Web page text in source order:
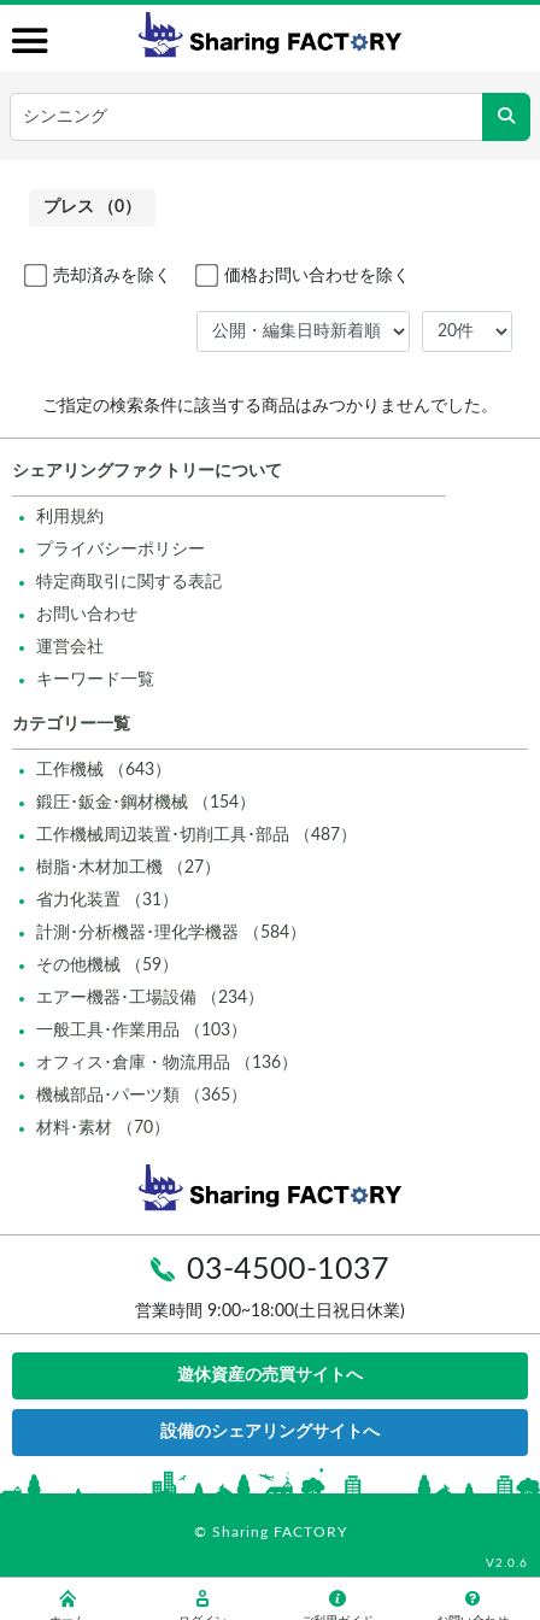
プレス （0）
売却済みを除く 価格お問い合わせを除く
ご指定の検索条件に該当する商品はみつかりませんでした。
03-4500-1037
営業時間 9:00~18:00(土日祝日休業)
遊休資産の売買サイトへ
設備のシェアリングサイトへ
シェアリングファクトリーについて
利用規約
プライバシーポリシー
特定商取引に関する表記
お問い合わせ
運営会社
キーワード一覧
カテゴリー一覧
工作機械 （643）
鍛圧･鈑金･鋼材機械 （154）
工作機械周辺装置･切削工具･部品 （487）
樹脂･木材加工機 （27）
省力化装置 （31）
計測･分析機器･理化学機器 （584）
その他機械 （59）
エアー機器･工場設備 （234）
一般工具･作業用品 （103）
オフィス･倉庫・物流用品 （136）
機械部品･パーツ類 （365）
材料･素材 （70）
© Sharing FACTORY
V2.0.6